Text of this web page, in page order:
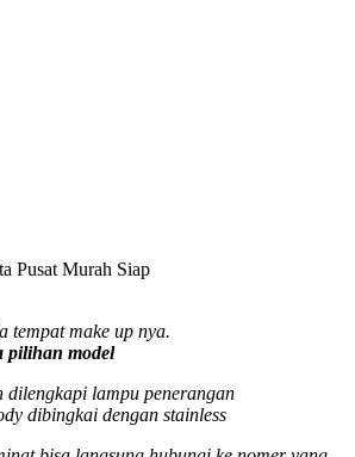
Pusat Murah Siap
tempat make up nya.
pilihan model
dilengkapi lampu penerangan
dibingkai dengan stainless